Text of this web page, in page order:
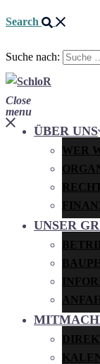
Search
Suche nach:
Close
menu
ÜBER UNS
WER
UNSER